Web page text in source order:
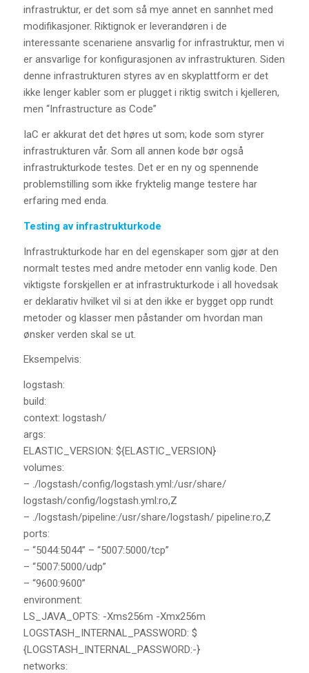
infrastruktur, er det som så mye annet en sannhet med
modifikasjoner. Riktignok er leverandøren i de
interessante scenariene ansvarlig for infrastruktur, men vi
er ansvarlige for konfigurasjonen av infrastrukturen. Siden
denne infrastrukturen styres av en skyplattform er det
ikke lenger kabler som er plugget i riktig switch i kjelleren,
men “Infrastructure as Code”
IaC er akkurat det det høres ut som; kode som styrer
infrastrukturen vår. Som all annen kode bør også
infrastrukturkode testes. Det er en ny og spennende
problemstilling som ikke fryktelig mange testere har
erfaring med enda.
Testing av infrastrukturkode
Infrastrukturkode har en del egenskaper som gjør at den
normalt testes med andre metoder enn vanlig kode. Den
viktigste forskjellen er at infrastrukturkode i all hovedsak
er deklarativ hvilket vil si at den ikke er bygget opp rundt
metoder og klasser men påstander om hvordan man
ønsker verden skal se ut.
Eksempelvis:
logstash:
build:
context: logstash/
args:
ELASTIC_VERSION: ${ELASTIC_VERSION}
volumes:
– ./logstash/config/logstash.yml:/usr/share/
logstash/config/logstash.yml:ro,Z
– ./logstash/pipeline:/usr/share/logstash/ pipeline:ro,Z
ports:
– “5044:5044” – “5007:5000/tcp”
– “5007:5000/udp”
– “9600:9600”
environment:
LS_JAVA_OPTS: -Xms256m -Xmx256m
LOGSTASH_INTERNAL_PASSWORD: $
{LOGSTASH_INTERNAL_PASSWORD:-}
networks: